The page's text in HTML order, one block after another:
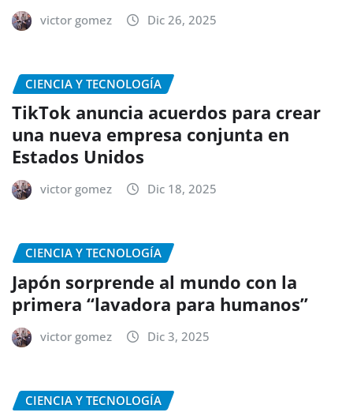
victor gomez Dic 26, 2025
CIENCIA Y TECNOLOGÍA
TikTok anuncia acuerdos para crear
una nueva empresa conjunta en
Estados Unidos
victor gomez Dic 18, 2025
CIENCIA Y TECNOLOGÍA
Japón sorprende al mundo con la
primera “lavadora para humanos”
victor gomez Dic 3, 2025
CIENCIA Y TECNOLOGÍA